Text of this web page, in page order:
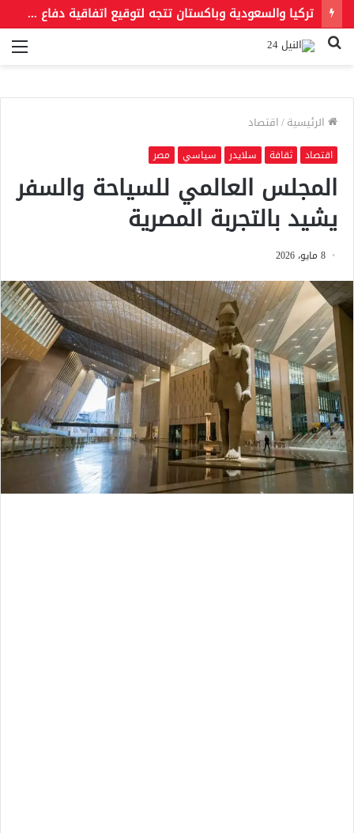
تركيا والسعودية وباكستان تتجه لتوقيع اتفاقية دفاع مشترك اليوم
بحث
الرئيسية/اقتصاد
اقتصاد ثقافة سلايدر سياسي مصر
المجلس العالمي للسياحة والسفر
يشيد بالتجربة المصرية
8 مايو، 2026